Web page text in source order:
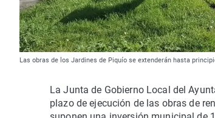
Las obras de los Jardines de Piquío se extenderán hasta
La Junta de Gobierno Local del
plazo de ejecución de las obras de